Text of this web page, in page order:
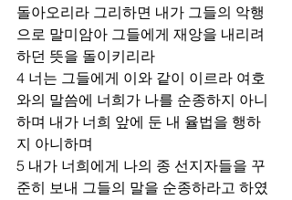
돌아오리라 그리하면 내가 그들의 악행
으로 말미암아 그들에게 재앙을 내리려
하던 뜻을 돌이키리라
4 너는 그들에게 이와 같이 이르라 여호
와의 말씀에 너희가 나를 순종하지 아니
하며 내가 너희 앞에 둔 내 율법을 행하
지 아니하며
5 내가 너희에게 나의 종 선지자들을 꾸
준히 보내 그들의 말을 순종하라고 하였